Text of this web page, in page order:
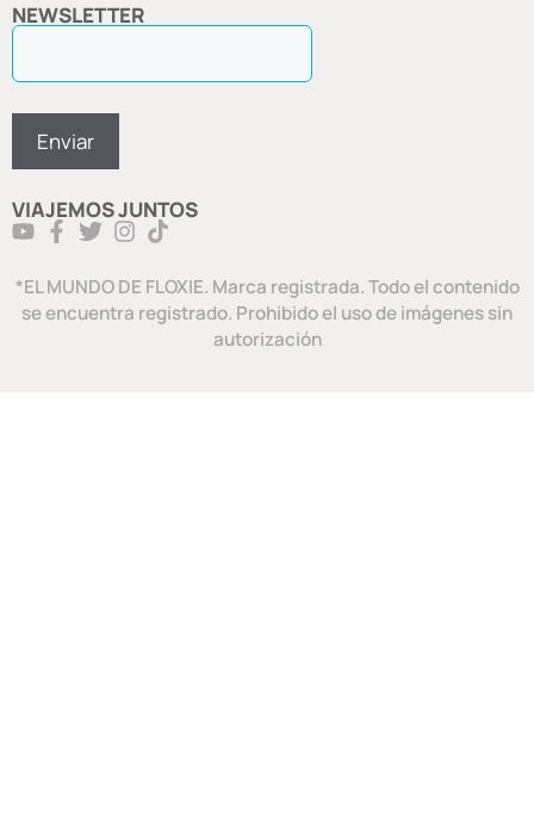
NEWSLETTER
VIAJEMOS JUNTOS
*EL MUNDO DE FLOXIE. Marca registrada. Todo el contenido
se encuentra registrado. Prohibido el uso de imágenes sin
autorización